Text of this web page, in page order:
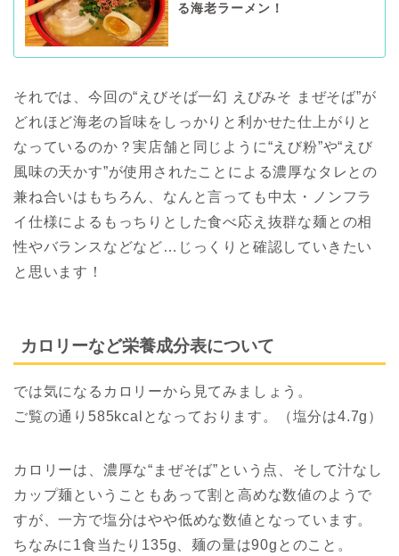
る海老ラーメン！
それでは、今回の“えびそば一幻 えびみそ まぜそば”が
どれほど海老の旨味をしっかりと利かせた仕上がりと
なっているのか？実店舗と同じように“えび粉”や“えび
風味の天かす”が使用されたことによる濃厚なタレとの
兼ね合いはもちろん、なんと言っても中太・ノンフラ
イ仕様によるもっちりとした食べ応え抜群な麺との相
性やバランスなどなど…じっくりと確認していきたい
と思います！
カロリーなど栄養成分表について
では気になるカロリーから見てみましょう。
ご覧の通り585kcalとなっております。（塩分は4.7g）
カロリーは、濃厚な“まぜそば”という点、そして汁なし
カップ麺ということもあって割と高めな数値のようで
すが、一方で塩分はやや低めな数値となっています。
ちなみに1食当たり135g、麺の量は90gとのこと。